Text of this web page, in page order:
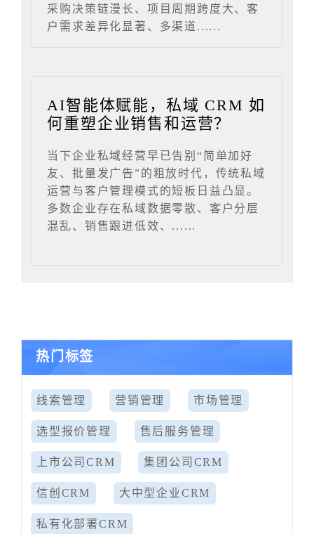
采购决策链漫长、项目周期跨度大、客
户需求差异化显著、多渠道......
AI智能体赋能，私域 CRM 如
何重塑企业销售和运营？
当下企业私域经营早已告别“简单加好
友、批量发广告”的粗放时代，传统私域
运营与客户管理模式的短板日益凸显。
多数企业存在私域数据零散、客户分层
混乱、销售跟进低效、......
热门标签
线索管理 营销管理 市场管理
选型报价管理 售后服务管理
上市公司CRM 集团公司CRM
信创CRM 大中型企业CRM
私有化部署CRM